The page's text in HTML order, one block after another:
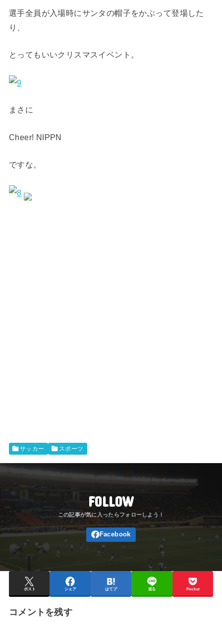
選手全員が入場時にサンタの帽子をかぶって登場した
り、
とってもいいクリスマスイベント。
まさに
Cheer! NIPPN
ですな。
サッカー スポーツ
FOLLOW
ポスト シェア はてブ 送る Pocket
コメントを残す